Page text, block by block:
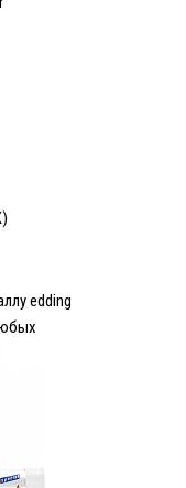
edding